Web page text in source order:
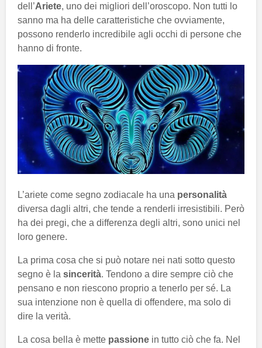
dell’Ariete, uno dei migliori dell’oroscopo. Non tutti lo
sanno ma ha delle caratteristiche che ovviamente,
possono renderlo incredibile agli occhi di persone che
hanno di fronte.
L’ariete come segno zodiacale ha una personalità
diversa dagli altri, che tende a renderli irresistibili. Però
ha dei pregi, che a differenza degli altri, sono unici nel
loro genere.
La prima cosa che si può notare nei nati sotto questo
segno è la sincerità. Tendono a dire sempre ciò che
pensano e non riescono proprio a tenerlo per sé. La
sua intenzione non è quella di offendere, ma solo di
dire la verità.
La cosa bella è mette passione in tutto ciò che fa. Nel